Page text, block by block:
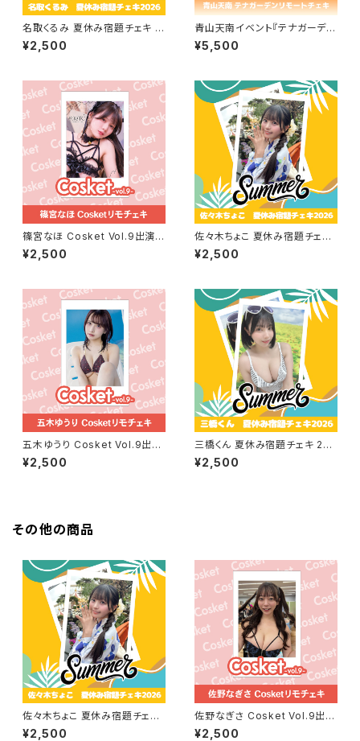
名取くるみ 夏休み宿題チェキ 2
026
¥2,500
青山天南イベント『テナガーデ
ン』リモートチェキセット
¥5,500
篠宮なほ Cosket Vol.9出演記
念リモチェキ
¥2,500
佐々木ちょこ 夏休み宿題チェキ
2026
¥2,500
五木ゆうり Cosket Vol.9出演
記念リモチェキ
¥2,500
三橋くん 夏休み宿題チェキ 202
6
¥2,500
その他の商品
佐々木ちょこ 夏休み宿題チェキ
2026
¥2,500
佐野なぎさ Cosket Vol.9出演
記念リモチェキ
¥2,500